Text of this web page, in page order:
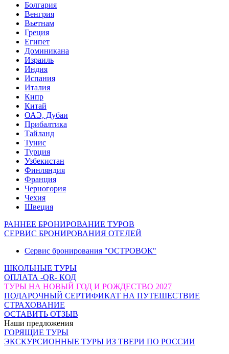
Болгария
Венгрия
Вьетнам
Греция
Египет
Доминикана
Израиль
Индия
Испания
Италия
Кипр
Китай
ОАЭ, Дубаи
Прибалтика
Тайланд
Тунис
Турция
Узбекистан
Финляндия
Франция
Черногория
Чехия
Швеция
РАННЕЕ БРОНИРОВАНИЕ ТУРОВ
СЕРВИС БРОНИРОВАНИЯ ОТЕЛЕЙ
Сервис бронирования "ОСТРОВОК"
ШКОЛЬНЫЕ ТУРЫ
ОПЛАТА -QR- КОД
ТУРЫ НА НОВЫЙ ГОД И РОЖДЕСТВО 2027
ПОДАРОЧНЫЙ СЕРТИФИКАТ НА ПУТЕШЕСТВИЕ
СТРАХОВАНИЕ
ОСТАВИТЬ ОТЗЫВ
Наши предложения
ГОРЯЩИЕ ТУРЫ
ЭКСКУРСИОННЫЕ ТУРЫ ИЗ ТВЕРИ ПО РОССИИ